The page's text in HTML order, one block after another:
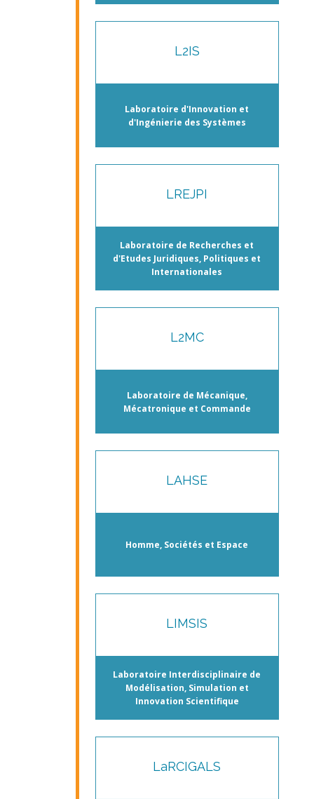
L2IS
Laboratoire d'Innovation et
d'Ingénierie des Systèmes
LREJPI
Laboratoire de Recherches et
d'Etudes Juridiques, Politiques et
Internationales
L2MC
Laboratoire de Mécanique,
Mécatronique et Commande
LAHSE
Homme, Sociétés et Espace
LIMSIS
Laboratoire Interdisciplinaire de
Modélisation, Simulation et
Innovation Scientifique
LaRCIGALS